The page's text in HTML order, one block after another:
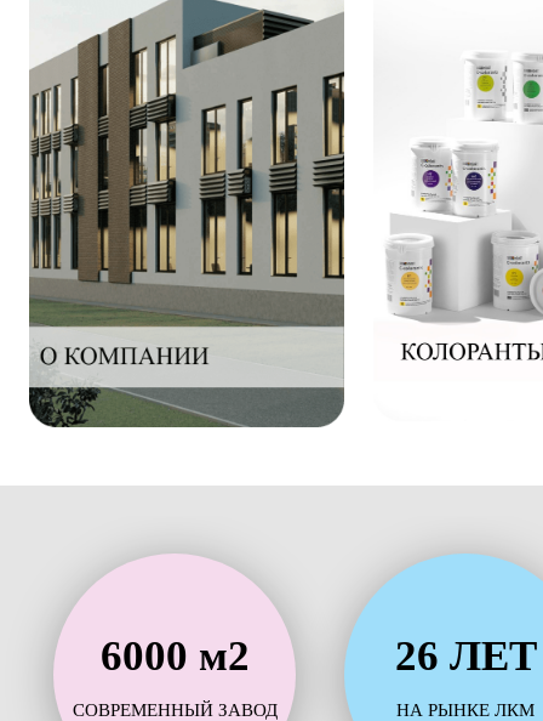
6000 м2
СОВРЕМЕННЫЙ ЗАВОД
26 ЛЕТ
НА РЫНКЕ ЛКМ